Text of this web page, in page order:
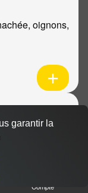
oignons,
de
Compte
garantir la